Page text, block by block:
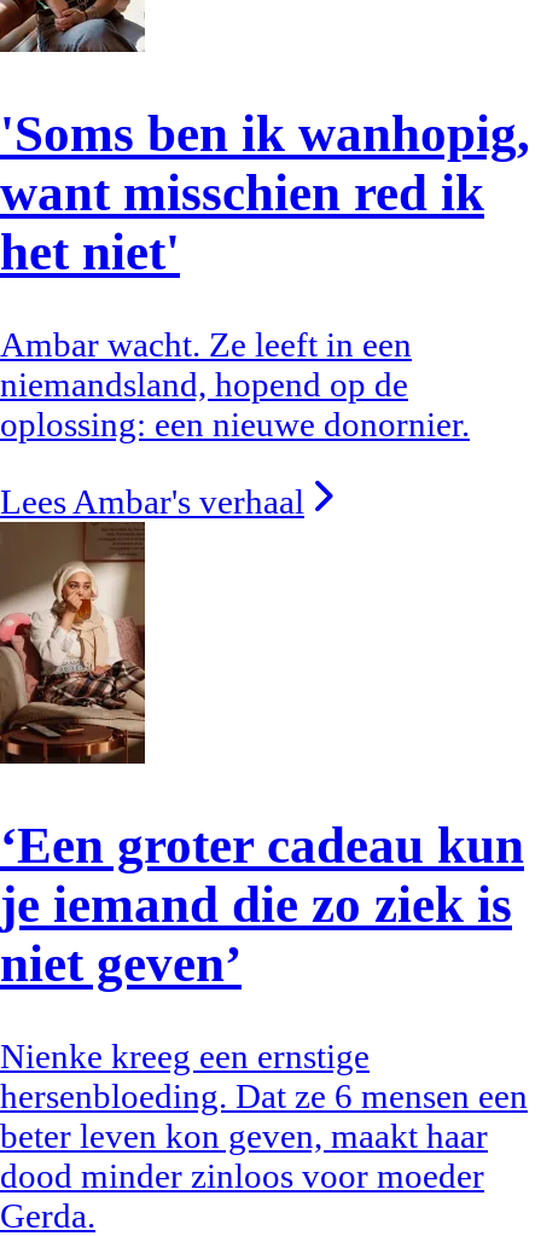
'Soms ben ik wanhopig,
want misschien red ik
het niet'
Ambar wacht. Ze leeft in een
niemandsland, hopend op de
oplossing: een nieuwe donornier.
Lees Ambar's verhaal
‘Een groter cadeau kun
je iemand die zo ziek is
niet geven’
Nienke kreeg een ernstige
hersenbloeding. Dat ze 6 mensen een
beter leven kon geven, maakt haar
dood minder zinloos voor moeder
Gerda.